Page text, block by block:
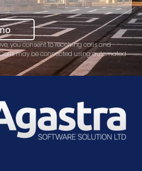
you consent to receiving calls and
may be connected using automated